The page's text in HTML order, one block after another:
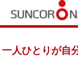
一人ひとりが自